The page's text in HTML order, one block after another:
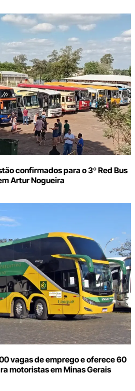
confirmados para o 3º Red Bus
Artur Nogueira
vagas de emprego e oferece 60
motoristas em Minas Gerais